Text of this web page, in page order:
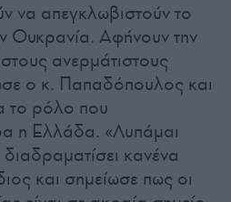
απεγκλωβιστούν το
Ουκρανία. Αφήνουν την
ανερμάτιστους
ο κ. Παπαδόπουλος και
το ρόλο που
η Ελλάδα. «Λυπάμαι
κανένα
και σημείωσε πως οι